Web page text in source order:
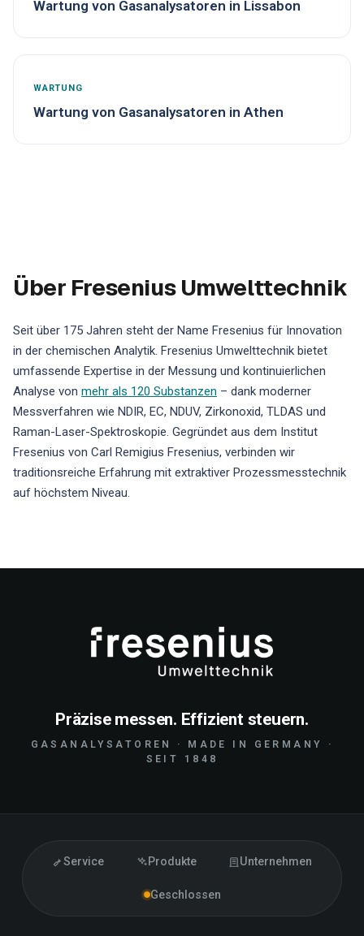
Wartung von Gasanalysatoren in Lissabon
WARTUNG
Wartung von Gasanalysatoren in Athen
Über Fresenius Umwelttechnik
Seit über 175 Jahren steht der Name Fresenius für Innovation
in der chemischen Analytik. Fresenius Umwelttechnik bietet
umfassende Expertise in der Messung und kontinuierlichen
Analyse von mehr als 120 Substanzen – dank moderner
Messverfahren wie NDIR, EC, NDUV, Zirkonoxid, TLDAS und
Raman-Laser-Spektroskopie. Gegründet aus dem Institut
Fresenius von Carl Remigius Fresenius, verbinden wir
traditionsreiche Erfahrung mit extraktiver Prozessmesstechnik
auf höchstem Niveau.
Präzise messen. Effizient steuern.
GASANALYSATOREN · MADE IN GERMANY ·
SEIT 1848
Service Produkte Unternehmen
Geschlossen